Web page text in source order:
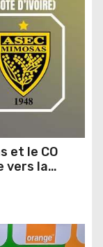
et le CO
vers la